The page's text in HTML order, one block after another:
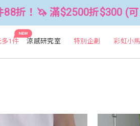
(可累折）
NEW
1件 涼感研究室 特別企劃 彩虹小